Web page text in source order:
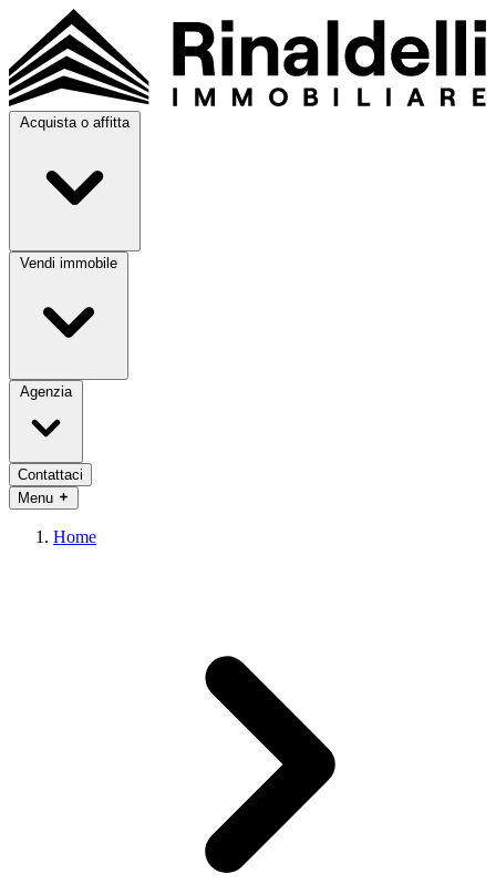
Acquista o affitta
Vendi immobile
Agenzia
Contattaci
Menu
Home